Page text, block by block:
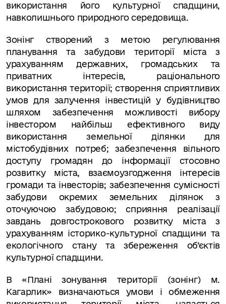
використання його культурної спадщини,
навколишнього природного середовища.
Зонінг створений з метою регулювання
планування та забудови території міста з
урахуванням державних, громадських та
приватних інтересів, раціонального
використання території; створення сприятливих
умов для залучення інвестицій у будівництво
шляхом забезпечення можливості вибору
інвестором найбільш ефективного виду
використання земельної ділянки для
містобудівних потреб; забезпечення вільного
доступу громадян до інформації стосовно
розвитку міста, взаємоузгодження інтересів
громади та інвесторів; забезпечення сумісності
забудови окремих земельних ділянок з
оточуючою забудовою; сприяння реалізації
завдань довгострокового розвитку міста з
урахуванням історико-культурної спадщини та
екологічного стану та збереження об’єктів
культурної спадщини.
В «Плані зонування території (зонінг) м.
Кагарлик» визначаються умови і обмеження